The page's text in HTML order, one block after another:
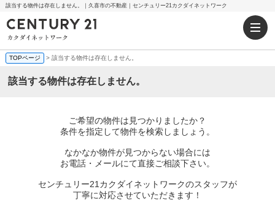
該当する物件は存在しません。｜久喜市の不動産｜センチュリー21カクダイネットワーク
TOPページ > 該当する物件は存在しません。
該当する物件は存在しません。
ご希望の物件は見つかりましたか？
条件を指定して物件を検索しましょう。
なかなか物件が見つからない場合には
お電話・メールにて直接ご相談下さい。
センチュリー21カクダイネットワークのスタッフが
丁寧に対応させていただきます！